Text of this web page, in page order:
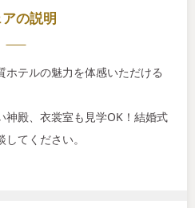
の説明
テルの魅力を体感いただける
神殿、衣裳室も見学OK！結婚式
てください。